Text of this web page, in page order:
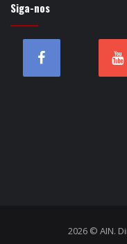
Siga-nos
2026 © AIN.